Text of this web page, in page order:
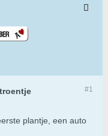
#1
plantje, een auto